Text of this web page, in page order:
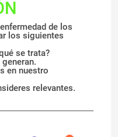
de los
los siguientes
se trata?
en nuestro
relevantes.